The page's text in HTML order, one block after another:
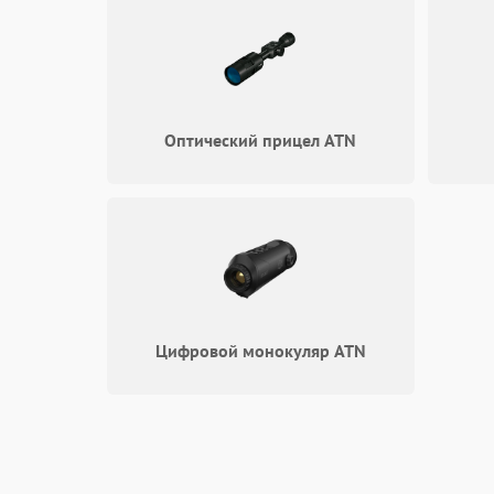
Оптический прицел ATN
Цифровой монокуляр ATN